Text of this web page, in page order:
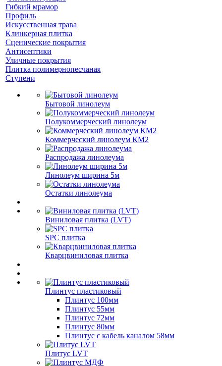
Гибкий мрамор
Профиль
Искусственная трава
Клинкерная плитка
Сценические покрытия
Антисептики
Уличные покрытия
Плитка полимернопесчаная
Ступени
Бытовой линолеум
Полукоммерческий линолеум
Коммерческий линолеум КМ2
Распродажа линолеума
Линолеум ширина 5м
Остатки линолеума
Виниловая плитка (LVT)
SPC плитка
Кварцвиниловая плитка
Плинтус пластиковый
Плинтус 100мм
Плинтус 55мм
Плинтус 72мм
Плинтус 80мм
Плинтус с кабель каналом 58мм
Плитус LVT